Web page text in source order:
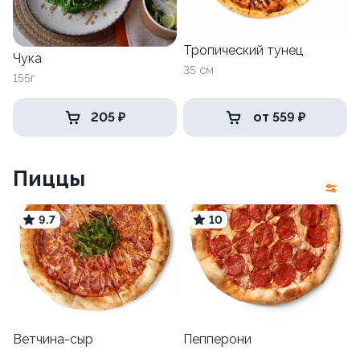
Чука
155г
205 ₽
Тропический тунец
35 см
от 559 ₽
Пиццы
9.7
Ветчина-сыр
10
Пепперони